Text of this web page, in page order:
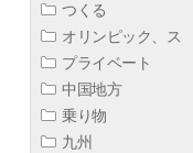
つくる
オリンピック、ス
プライベート
中国地方
乗り物
九州